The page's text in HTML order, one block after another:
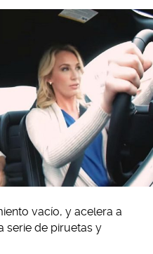
vacío, y acelera a
serie de piruetas y